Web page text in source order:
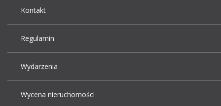
Kontakt
Regulamin
Wydarzenia
Wycena nieruchomości